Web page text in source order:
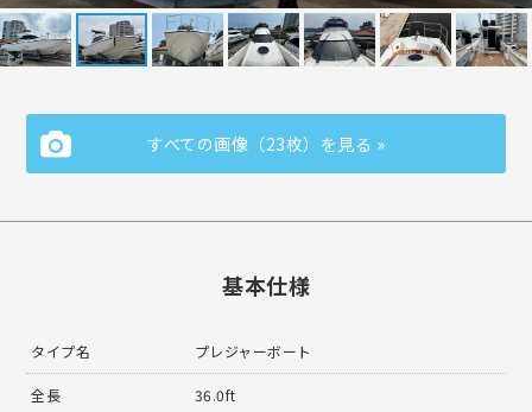
すべての画像（23枚）を見る »
基本仕様
タイプ名 プレジャーボート
全長 36.0ft